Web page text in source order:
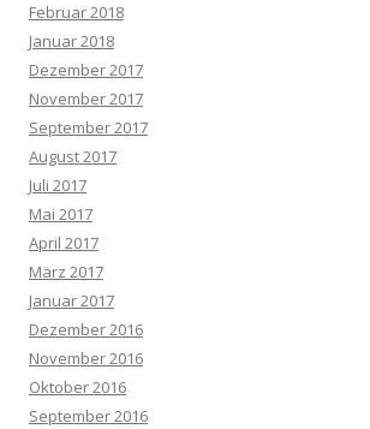
Februar 2018
Januar 2018
Dezember 2017
November 2017
September 2017
August 2017
Juli 2017
Mai 2017
April 2017
März 2017
Januar 2017
Dezember 2016
November 2016
Oktober 2016
September 2016